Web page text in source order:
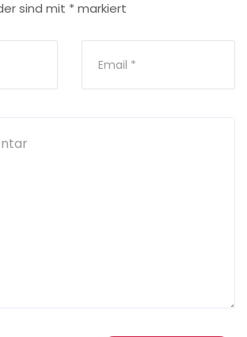
sind mit * markiert